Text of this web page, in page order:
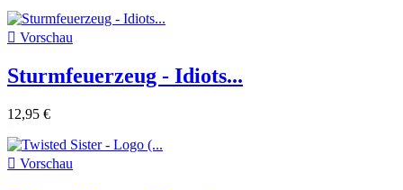
 Vorschau
Sturmfeuerzeug - Idiots...
12,95 €
 Vorschau